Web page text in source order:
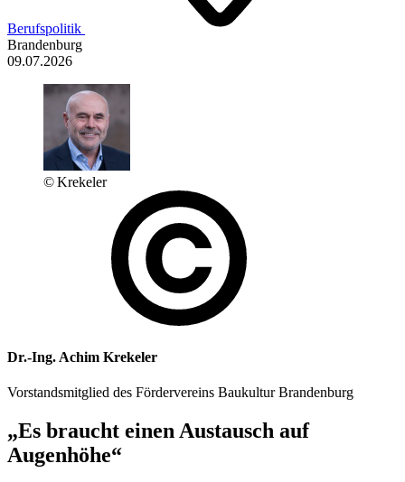
Berufspolitik
Brandenburg
09.07.2026
© Krekeler
Dr.-Ing. Achim Krekeler
Vorstandsmitglied des Fördervereins Baukultur Brandenburg
„Es braucht einen Austausch auf
Augenhöhe“